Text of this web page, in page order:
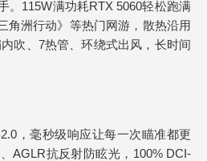
。115W满功耗RTX 5060轻松跑满
角洲行动》等热门网游，散热沿用
吹、7热管、环绕式出风，长时间
，毫秒级响应让每一次瞄准都更
AGLR抗反射防眩光，100% DCI-